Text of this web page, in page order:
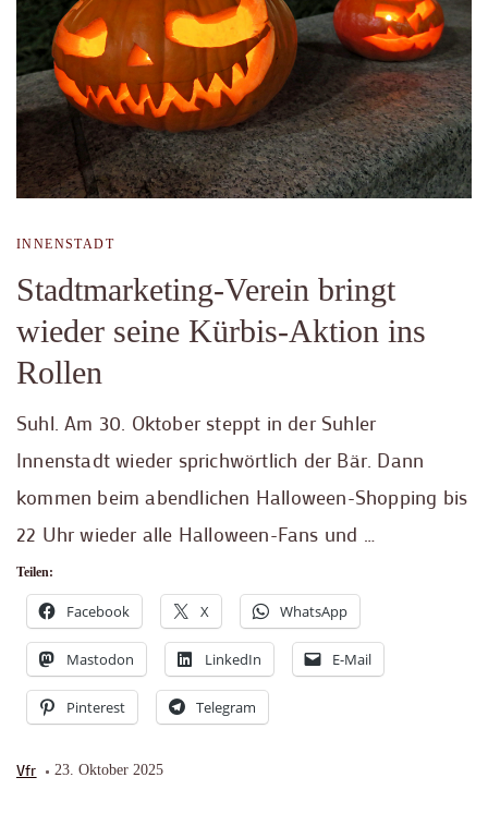
INNENSTADT
Stadtmarketing-Verein bringt
wieder seine Kürbis-Aktion ins
Rollen
Suhl. Am 30. Oktober steppt in der Suhler
Innenstadt wieder sprichwörtlich der Bär. Dann
kommen beim abendlichen Halloween-Shopping bis
22 Uhr wieder alle Halloween-Fans und …
Teilen:
Facebook X WhatsApp
Mastodon LinkedIn E-Mail
Pinterest Telegram
Vfr 23. Oktober 2025